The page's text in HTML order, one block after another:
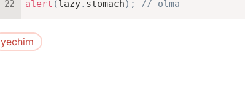
alert (lazy. stomach) ; // olma
yechim